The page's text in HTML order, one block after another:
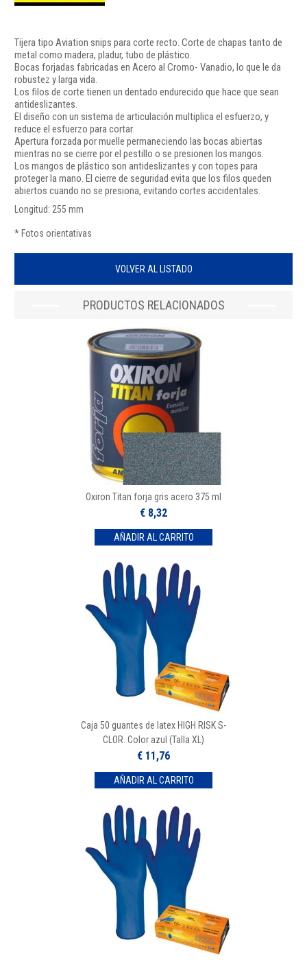
Tijera tipo Aviation snips para corte recto. Corte de chapas tanto de
metal como madera, pladur, tubo de plástico.
Bocas forjadas fabricadas en Acero al Cromo- Vanadio, lo que le da
robustez y larga vida.
Los filos de corte tienen un dentado endurecido que hace que sean
antideslizantes.
El diseño con un sistema de articulación multiplica el esfuerzo, y
reduce el esfuerzo para cortar.
Apertura forzada por muelle permaneciendo las bocas abiertas
mientras no se cierre por el pestillo o se presionen los mangos.
Los mangos de plástico son antideslizantes y con topes para
proteger la mano. El cierre de seguridad evita que los filos queden
abiertos cuando no se presiona, evitando cortes accidentales.
Longitud: 255 mm
* Fotos orientativas
VOLVER AL LISTADO
PRODUCTOS RELACIONADOS
Oxiron Titan forja gris acero 375 ml
€ 8,32
Caja 50 guantes de latex HIGH RISK S-
CLOR. Color azul (Talla XL)
€ 11,76